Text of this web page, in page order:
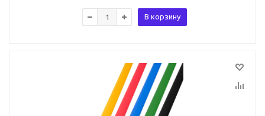
В корзину